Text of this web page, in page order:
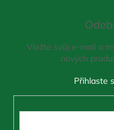
Vložte svůj e-mail a
nových